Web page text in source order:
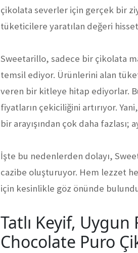
çikolata severler için gerçek bir
tüketicilere yaratılan değeri
Sweetarillo, sadece bir çikolata
temsil ediyor. Ürünlerini alan
veren bir kitleye hitap ediyorlar.
fiyatların çekiciliğini artırıyor.
bir arayışından çok daha fazlası;
İşte bu nedenlerden dolayı,
cazibe oluşturuyor. Hem lezzet
için kesinlikle göz önünde
Tatlı Keyif,
Chocolate Puro